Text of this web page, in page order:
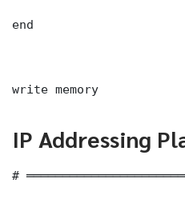
end
write memory
IP Addressing
#